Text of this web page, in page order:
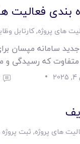
بندی فعالیت
های پروژه,کارتابل
جدید سامانه مپسان
که رسیدگی و
های پروژه,ثبت پروژه